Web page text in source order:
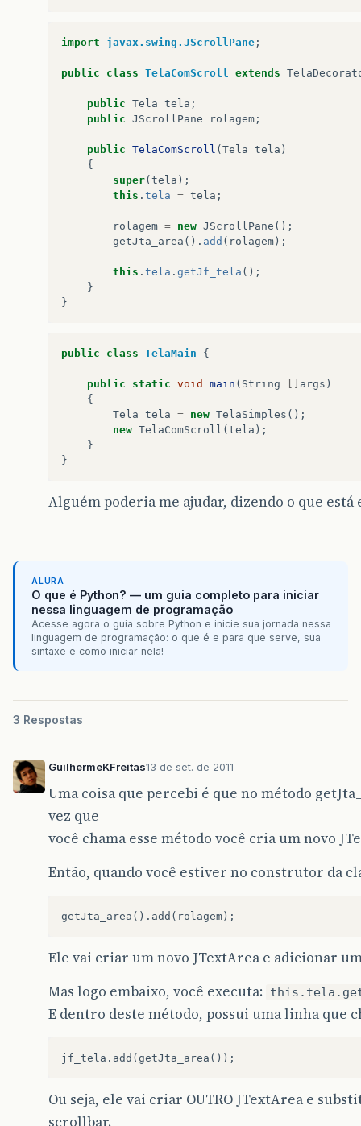
import javax.swing.JScrollPane ;
public class TelaComScroll extends
public Tela tela ;
public JScrollPane rolagem ;
public TelaComScroll ( Tela tela )
{
super( tela );
this . tela = tela ;
rolagem = new JScrollPane ();
getJta_area (). add ( rolagem );
this . tela . getJf_tela ();
}
}
public class TelaMain {
public static void main ( String args )
{
Tela tela = new TelaSimples ();
new TelaComScroll ( tela );
}
}
Alguém poderia me ajudar, dizendo o que está
ALURA
O que é Python? — um guia completo para iniciar
nessa linguagem de programação
Acesse agora o guia sobre Python e inicie sua jornada nessa
linguagem de programação: o que é e para que serve, sua
sintaxe e como iniciar nela!
3 Respostas
GuilhermeKFreitas13 de set. de 2011
Uma coisa que percebi é que no método
vez que
você chama esse método você cria um novo
Então, quando você estiver no construtor da
Ele vai criar um novo JTextArea e adicionar
Mas logo embaixo, você executa:
E dentro deste método, possui uma linha que
Ou seja, ele vai criar OUTRO JTextArea e
scrollbar.